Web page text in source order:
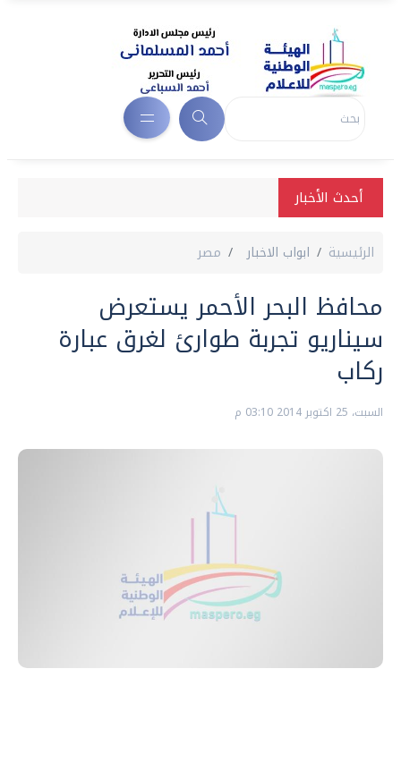
أحدث الأخبار
الرئيسية ابواب الاخبار مصر
محافظ البحر الأحمر يستعرض
سيناريو تجربة طوارئ لغرق عبارة
ركاب
السبت، 25 اكتوبر 2014 03:10 م